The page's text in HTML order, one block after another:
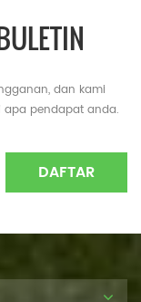
dan kami
pendapat anda.